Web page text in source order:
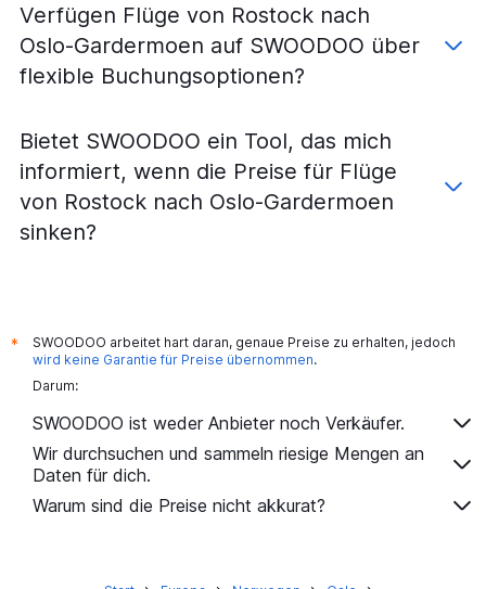
Flüge von Leipzig nach Oslo Torp Sandefjord
Flüge von Münster nach Oslo-Gardermoen
Flüge von Bremen nach Oslo-Gardermoen
Flüge von Dortmund nach Oslo Torp Sandefjord
Flüge von Münster nach Oslo Torp Sandefjord
Flüge von Bremen nach Oslo Torp Sandefjord
Flüge von Memmingen nach Oslo-Gardermoen
Flüge von Friedrichshafen nach Oslo Torp Sandefjord
Flüge von Karlsruhe nach Oslo Torp Sandefjord
Flüge von Paderborn nach Oslo-Gardermoen
Flüge von Saarbrücken nach Oslo-Gardermoen
Verfügen Flüge von Rostock nach
Oslo-Gardermoen auf SWOODOO über
flexible Buchungsoptionen?
Bietet SWOODOO ein Tool, das mich
informiert, wenn die Preise für Flüge
von Rostock nach Oslo-Gardermoen
sinken?
*
SWOODOO arbeitet hart daran, genaue Preise zu erhalten, jedoch
wird keine Garantie für Preise übernommen.
Darum:
SWOODOO ist weder Anbieter noch Verkäufer.
Wir durchsuchen und sammeln riesige Mengen an
Daten für dich.
Warum sind die Preise nicht akkurat?